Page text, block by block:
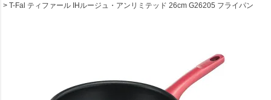
T-Fal ティファール IHルージュ・アンリミテッド 26cm G26205 フライパン